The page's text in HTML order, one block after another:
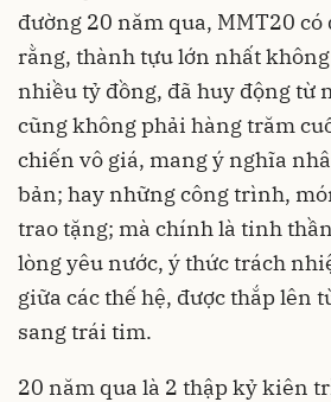
đường 20 năm qua, MMT20 có
rằng, thành tựu lớn nhất
nhiều tỷ đồng, đã huy động từ
cũng không phải hàng trăm
chiến vô giá, mang ý nghĩa
bản; hay những công trình,
trao tặng; mà chính là tinh
lòng yêu nước, ý thức trách
giữa các thế hệ, được thắp lên
sang trái tim.
20 năm qua là 2 thập kỷ kiên